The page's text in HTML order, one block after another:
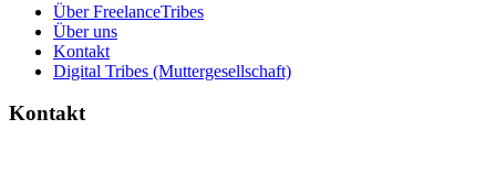
Über FreelanceTribes
Über uns
Kontakt
Digital Tribes (Muttergesellschaft)
Kontakt